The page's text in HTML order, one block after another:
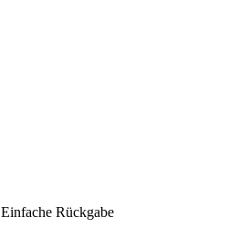
Einfache Rückgabe